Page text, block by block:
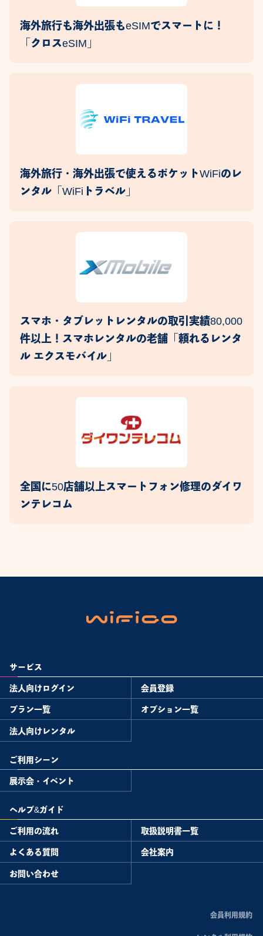
海外旅行も海外出張もeSIMでスマートに！
「クロスeSIM」
海外旅行・海外出張で使えるポケットWiFiのレ
ンタル「WiFiトラベル」
スマホ・タブレットレンタルの取引実績80,000
件以上！スマホレンタルの老舗「頼れるレンタ
ル エクスモバイル」
全国に50店舗以上スマートフォン修理のダイワ
ンテレコム
サービス
法人向けログイン 会員登録
プラン一覧 オプション一覧
法人向けレンタル
ご利用シーン
展示会・イベント
ヘルプ&ガイド
ご利用の流れ 取扱説明書一覧
よくある質問 会社案内
お問い合わせ
会員利用規約